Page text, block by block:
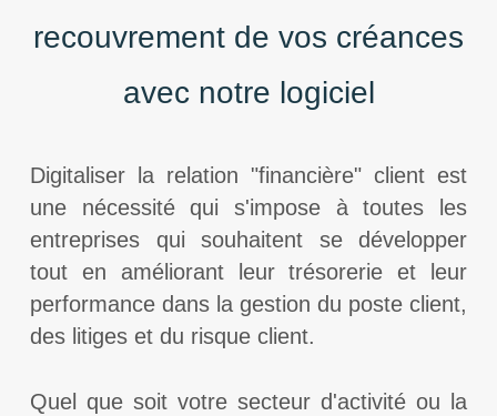
recouvrement de vos créances
avec notre logiciel
Digitaliser la relation "financière" client est
une nécessité qui s'impose à toutes les
entreprises qui souhaitent se développer
tout en améliorant leur trésorerie et leur
performance dans la gestion du poste client,
des litiges et du risque client.
Quel que soit votre secteur d'activité ou la